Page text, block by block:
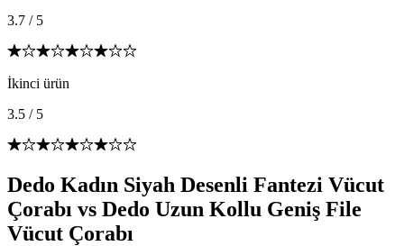
3.7 / 5
İkinci ürün
3.5 / 5
Dedo Kadın Siyah Desenli Fantezi Vücut
Çorabı vs Dedo Uzun Kollu Geniş File
Vücut Çorabı